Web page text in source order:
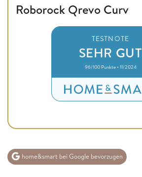
Roborock Qrevo Curv
TESTNOTE
SEHR GUT
96/100 Punkte • 11/2024
home&smart bei Google bevorzugen